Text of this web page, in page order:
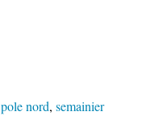
pole nord, semainier